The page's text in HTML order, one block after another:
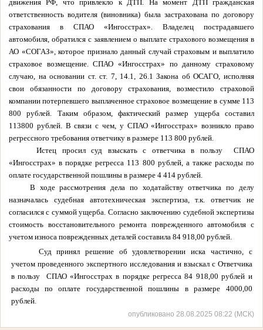
движения РФ, что привлекло к ДТП. На момент ДТП гражданская
ответственность водителя (виновника) была застрахована по договору
страхования в СПАО «Ингосстрах». Владелец пострадавшего
автомобиля, обратился с заявлением о выплате страхового возмещения в
АО «СОГАЗ», которое признало данный случай страховым и выплатило
страховое возмещение. СПАО «Ингосстрах» по данному страховому
случаю, на основании ст. ст. 7, 14.1, 26.1 Закона об ОСАГО, исполняя
свои обязанности по договору страхования, возместило страховой
компании потерпевшего выплаченное страховое возмещение в сумме 113
800 рублей. Таким образом, фактический размер ущерба составил
113800 рублей. В связи с чем, у СПАО «Ингосстрах» возникло право
регрессного требования ответчику в размере 113 800 рублей.
Истец просил суд взыскать с ответчика в пользу
СПАО
«Ингосстрах» в порядке регресса 113 800 рублей, а также расходы по
оплате государственной пошлины в размере 4 414 рублей.
В ходе рассмотрения дела по ходатайству ответчика по делу
назначалась судебная автотехническая экспертиза, т.к. ответчик не
согласился с суммой ущерба. Согласно заключению судебной экспертизы
стоимость восстановительного ремонта поврежденного автомобиля с
учетом износа поврежденных деталей составила 84 918,00 рублей.
Суд принял решение об удовлетворении иска частично, с
учетом проведенного экспертного исследования и взыскал с Ответчика
в пользу
СПАО «Ингосстрах в порядке регресса84 918,00рублей и
расходы по оплате государственной пошлины в размере 4000,00
рублей.
опубликовано 28.08.2025 08:22 (МСК)